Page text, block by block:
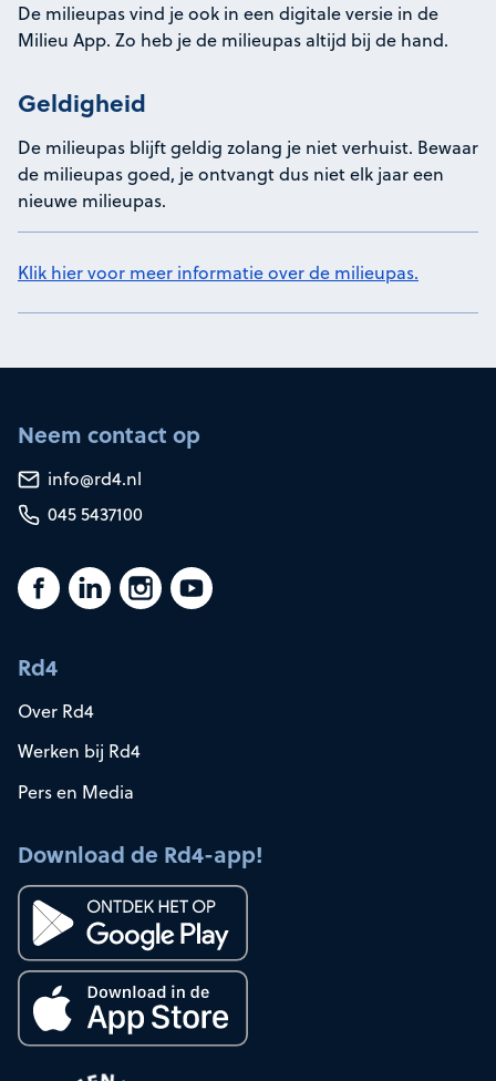
De milieupas vind je ook in een digitale versie in de
Milieu App. Zo heb je de milieupas altijd bij de hand.
Geldigheid
De milieupas blijft geldig zolang je niet verhuist. Bewaar
de milieupas goed, je ontvangt dus niet elk jaar een
nieuwe milieupas.
Klik hier voor meer informatie over de milieupas.
Neem contact op
info@rd4.nl
045 5437100
Rd4
Over Rd4
Werken bij Rd4
Pers en Media
Download de Rd4-app!